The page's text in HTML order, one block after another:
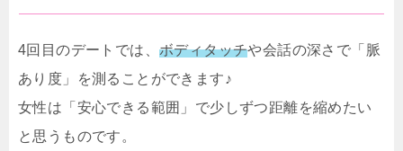
4回目のデートでは、 ボディタッチや会話の深さで「脈
あり度」を測ることができます♪
女性は「安心できる範囲」で少しずつ距離を縮めたい
と思うものです。